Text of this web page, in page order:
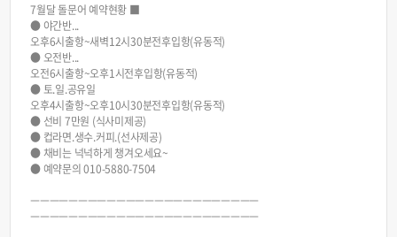
7월달 돌문어 예약현황 ■
● 야간반...
오후6시출항~새벽12시30분전후입항(유동적)
● 오전반...
오전6시출항~오후1시전후입항(유동적)
● 토.일.공유일
오후4시출항~오후10시30분전후입항(유동적)
● 선비 7만원 (식사미제공)
● 컵라면.생수.커피.(선사제공)
● 채비는 넉넉하게 챙겨오세요~
● 예약문의 010-5880-7504
ㅡㅡㅡㅡㅡㅡㅡㅡㅡㅡㅡㅡㅡㅡㅡㅡㅡㅡㅡㅡㅡㅡㅡㅡ
ㅡㅡㅡㅡㅡㅡㅡㅡㅡㅡㅡㅡㅡㅡㅡㅡㅡㅡㅡㅡㅡㅡㅡㅡ